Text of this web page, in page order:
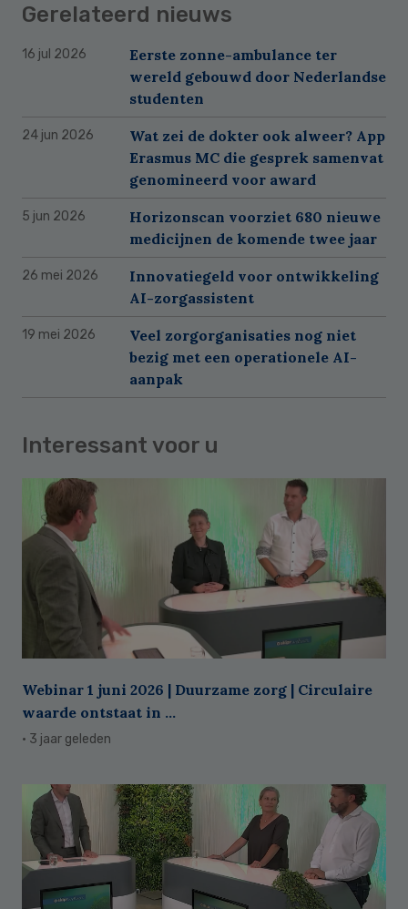
Gerelateerd nieuws
16 jul 2026
Eerste zonne-ambulance ter
wereld gebouwd door Nederlandse
studenten
24 jun 2026
Wat zei de dokter ook alweer? App
Erasmus MC die gesprek samenvat
genomineerd voor award
5 jun 2026
Horizonscan voorziet 680 nieuwe
medicijnen de komende twee jaar
26 mei 2026
Innovatiegeld voor ontwikkeling
AI-zorgassistent
19 mei 2026
Veel zorgorganisaties nog niet
bezig met een operationele AI-
aanpak
Interessant voor u
Webinar 1 juni 2026 | Duurzame zorg | Circulaire
waarde ontstaat in ...
· 3 jaar geleden